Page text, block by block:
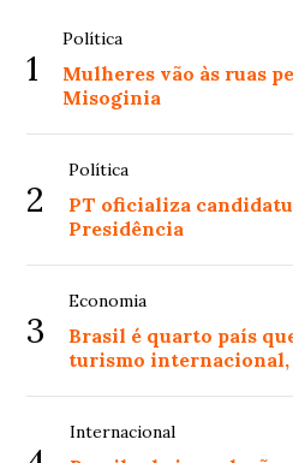
1
Política
Mulheres vão às ruas
Misoginia
2
Política
PT oficializa
Presidência
3
Economia
Brasil é quarto país
turismo internacional,
Internacional